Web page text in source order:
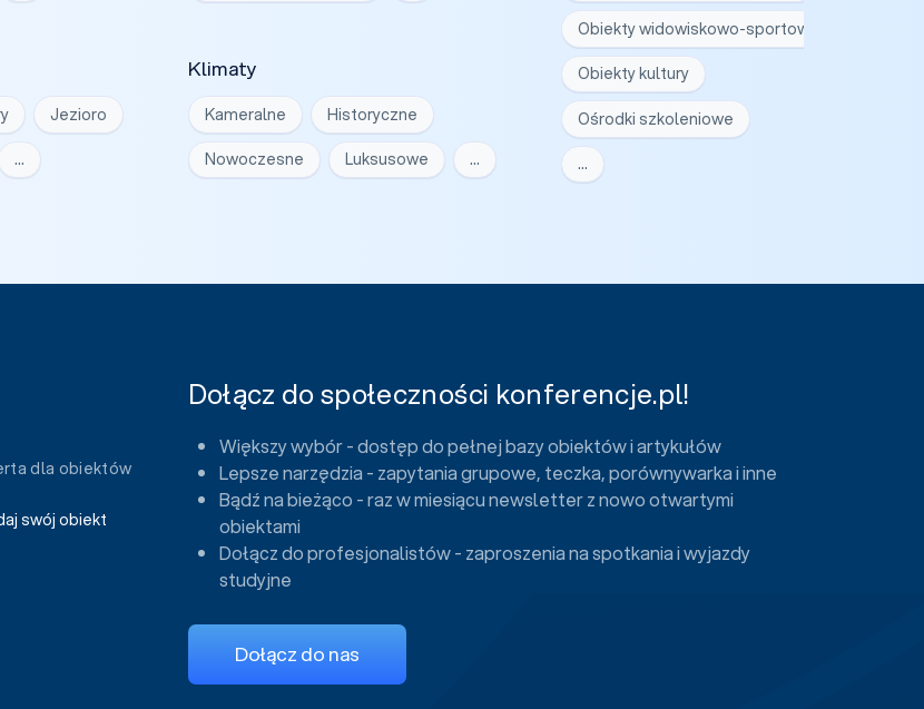
Jezioro
…
Klimaty
Kameralne Historyczne
Nowoczesne Luksusowe …
Obiekty widowiskowo-sportowe
Obiekty kultury
Ośrodki szkoleniowe
…
dla obiektów
swój obiekt
Dołącz do społeczności konferencje.pl!
Większy wybór - dostęp do pełnej bazy obiektów i artykułów
Lepsze narzędzia - zapytania grupowe, teczka, porównywarka i inne
Bądź na bieżąco - raz w miesiącu newsletter z nowo otwartymi
obiektami
Dołącz do profesjonalistów - zaproszenia na spotkania i wyjazdy
studyjne
Dołącz do nas